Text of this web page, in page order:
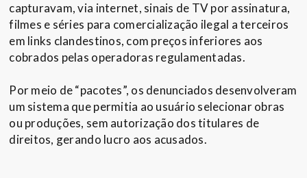
capturavam, via internet, sinais de TV por assinatura,
filmes e séries para comercialização ilegal a terceiros
em links clandestinos, com preços inferiores aos
cobrados pelas operadoras regulamentadas.
Por meio de “pacotes”, os denunciados desenvolveram
um sistema que permitia ao usuário selecionar obras
ou produções, sem autorização dos titulares de
direitos, gerando lucro aos acusados.